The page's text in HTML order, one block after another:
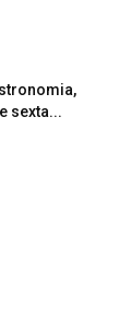
sexta...